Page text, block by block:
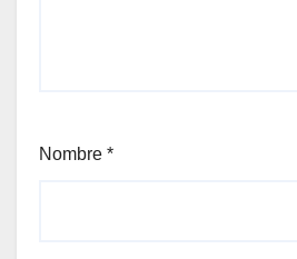
Nombre *